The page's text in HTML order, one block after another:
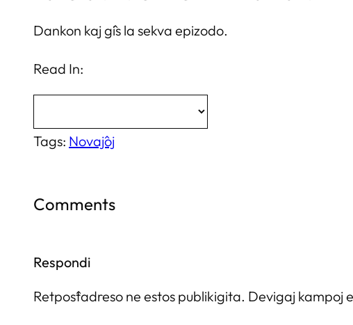
Dankon kaj ĝis la sekva epizodo.
Read In:
Tags: Novaĵoj
Comments
Respondi
Retpoŝtadreso ne estos publikigita. Devigaj kampoj